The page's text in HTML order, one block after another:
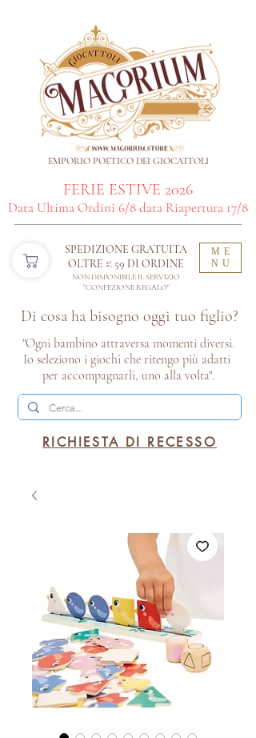
ME
NU
Di cosa ha bisogno oggi tuo figlio?
SPEDIZIONE GRATUITA
OLTRE € 59 DI ORDINE​
NON DISPONIBILE IL SERVIZIO
"CONFEZIONE REGALO"
"Ogni bambino attraversa momenti diversi.
Io seleziono i giochi che ritengo più adatti
per accompagnarli, uno alla volta".
EMPORIO POETICO DEI GIOCATTOLI
RICHIESTA DI RECESSO
FERIE ESTIVE 2026
Data Ultima Ordini 6/8 data Riapertura 17/8